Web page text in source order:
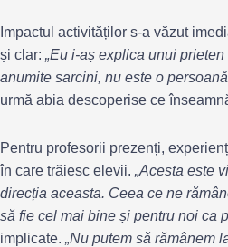
Impactul activităților s-a văzut
și clar: „Eu i-aș explica unui
anumite sarcini, nu este o
urmă abia descoperise ce
Pentru profesorii prezenți,
în care trăiesc elevii. „Acesta este
direcția aceasta. Ceea ce ne
să fie cel mai bine și pentru noi ca
implicate. „Nu putem să rămânem